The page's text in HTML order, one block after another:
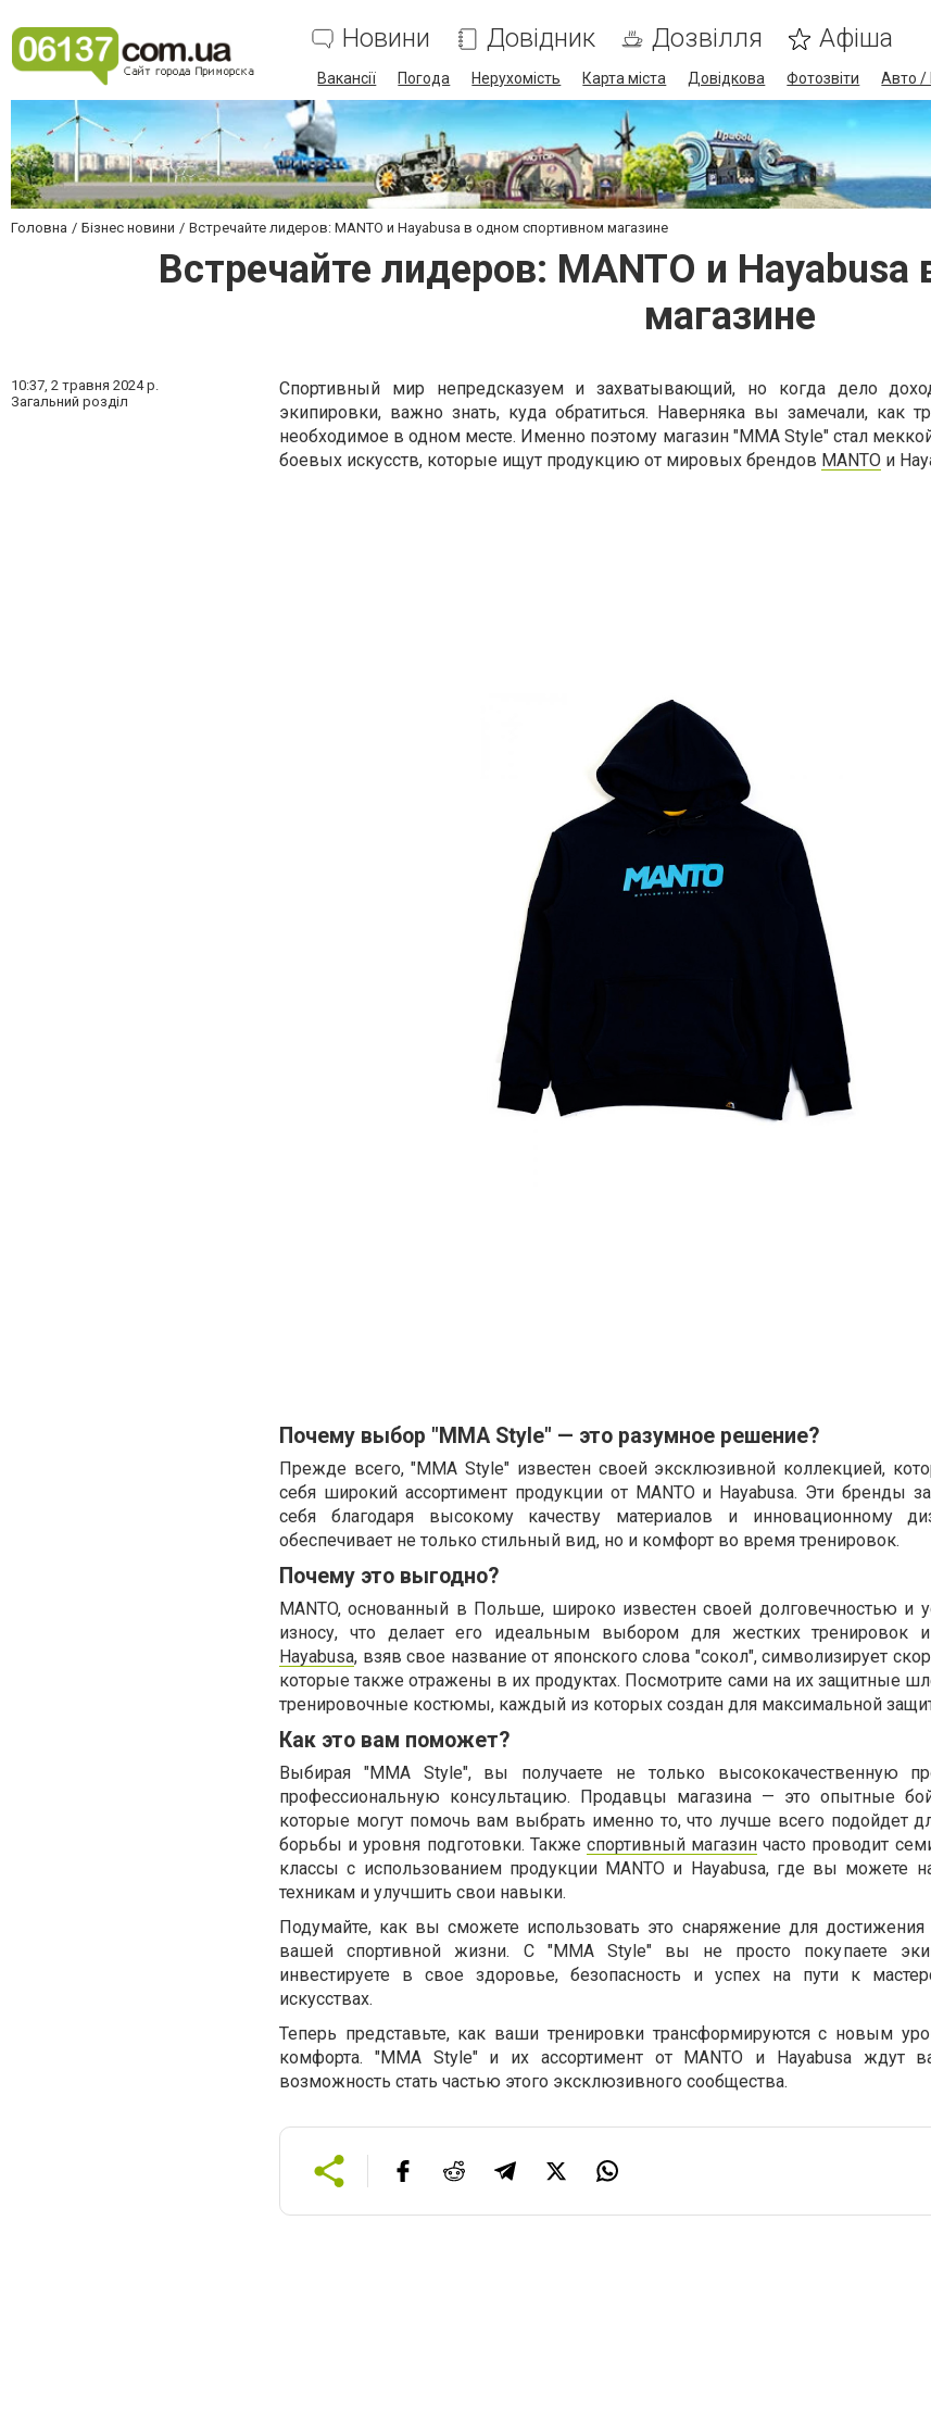
Новини Довідник Дозвілля Афіша
Вакансії Погода Нерухомість Карта міста Довідкова Фотозвіти Авто /
Головна Бізнес новини Встречайте лидеров: MANTO и Hayabusa в одном спортивном магазине
Встречайте лидеров: MANTO и
магазине
10:37, 2 травня 2024 р.
Загальний розділ
Спортивный мир непредсказуем и захватывающий, но когда дело
экипировки, важно знать, куда обратиться. Наверняка вы замечали, как
необходимое в одном месте. Именно поэтому магазин "MMA Style" стал
боевых искусств, которые ищут продукцию от мировых брендов MANTO и
Почему выбор "MMA Style" — это разумное решение?
Прежде всего, "MMA Style" известен своей эксклюзивной коллекцией,
себя широкий ассортимент продукции от MANTO и Hayabusa. Эти бренды
себя благодаря высокому качеству материалов и инновационному
обеспечивает не только стильный вид, но и комфорт во время тренировок.
Почему это выгодно?
MANTO, основанный в Польше, широко известен своей долговечностью и
износу, что делает его идеальным выбором для жестких тренировок и
Hayabusa, взяв свое название от японского слова "сокол", символизирует
которые также отражены в их продуктах. Посмотрите сами на их защитные
тренировочные костюмы, каждый из которых создан для максимальной
Как это вам поможет?
Выбирая "MMA Style", вы получаете не только высококачественную
профессиональную консультацию. Продавцы магазина — это опытные
которые могут помочь вам выбрать именно то, что лучше всего подойдет
борьбы и уровня подготовки. Также спортивный магазин часто проводит
классы с использованием продукции MANTO и Hayabusa, где вы можете
техникам и улучшить свои навыки.
Подумайте, как вы сможете использовать это снаряжение для
вашей спортивной жизни. С "MMA Style" вы не просто покупаете
инвестируете в свое здоровье, безопасность и успех на пути к
искусствах.
Теперь представьте, как ваши тренировки трансформируются с новым
комфорта. "MMA Style" и их ассортимент от MANTO и Hayabusa ждут
возможность стать частью этого эксклюзивного сообщества.